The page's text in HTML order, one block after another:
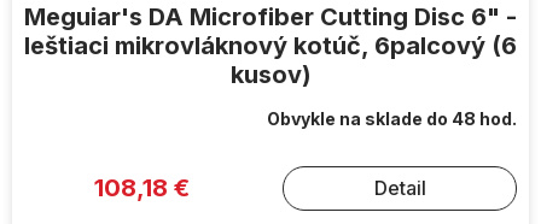
Meguiar's DA Microfiber Cutting Disc 6" -
leštiaci mikrovláknový kotúč, 6palcový (6
kusov)
Obvykle na sklade do 48 hod.
108,18 € Detail